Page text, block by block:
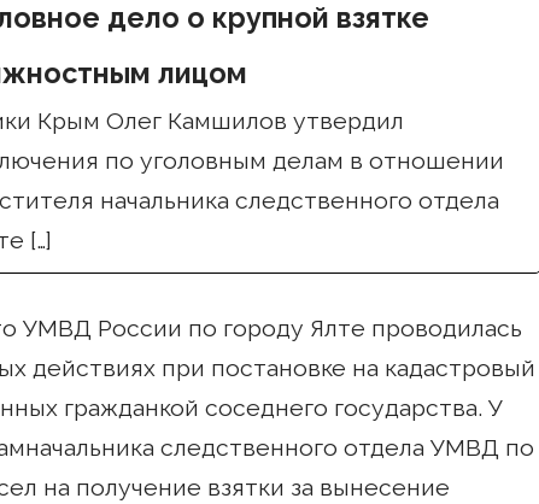
дело о крупной взятке
лицом
Крым Олег Камшилов утвердил
по уголовным делам в отношении
начальника следственного отдела
[…]
УМВД России по городу Ялте проводилась
действиях при постановке на кадастровый
гражданкой соседнего государства. У
следственного отдела УМВД по
на получение взятки за вынесение